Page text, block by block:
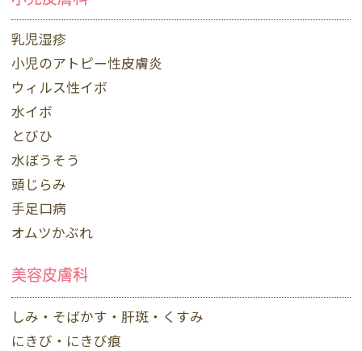
乳児湿疹
小児のアトピー性皮膚炎
ウィルス性イボ
水イボ
とびひ
水ぼうそう
頭じらみ
手足口病
オムツかぶれ
美容皮膚科
しみ・そばかす・肝斑・くすみ
にきび・にきび痕